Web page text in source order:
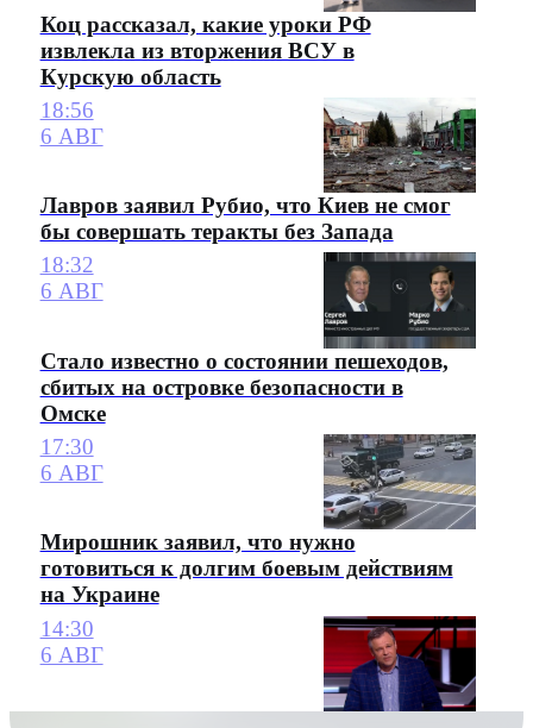
Коц рассказал, какие уроки РФ
извлекла из вторжения ВСУ в
Курскую область
18:56
6 АВГ
Лавров заявил Рубио, что Киев не смог
бы совершать теракты без Запада
18:32
6 АВГ
Стало известно о состоянии пешеходов,
сбитых на островке безопасности в
Омске
17:30
6 АВГ
Мирошник заявил, что нужно
готовиться к долгим боевым действиям
на Украине
14:30
6 АВГ